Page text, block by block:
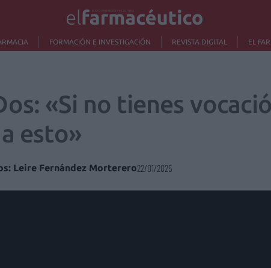
FORMACIÓN E INVESTIGACIÓN REVISTA DIGITAL EL
«Si no tienes
esto»
Leire Fernández Morterero22/01/2025